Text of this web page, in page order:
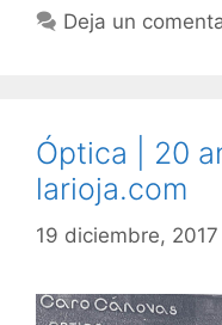
Deja un
Óptica | 20
larioja.com
19 diciembre, 2017